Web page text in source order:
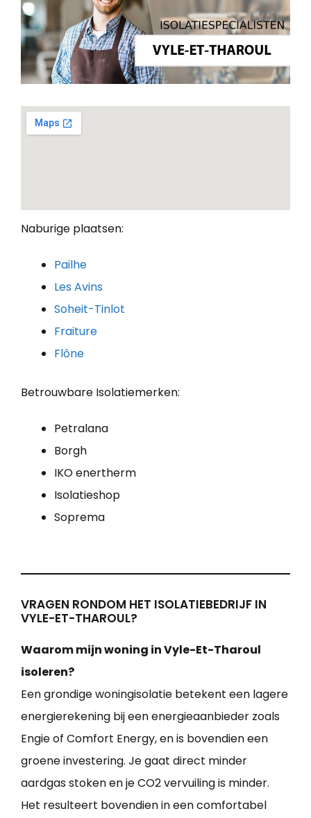
Naburige plaatsen:
Pailhe
Les Avins
Soheit-Tinlot
Fraiture
Flône
Betrouwbare Isolatiemerken:
Petralana
Borgh
IKO enertherm
Isolatieshop
Soprema
VRAGEN RONDOM HET ISOLATIEBEDRIJF IN
VYLE-ET-THAROUL?
Waarom mijn woning in Vyle-Et-Tharoul
isoleren?
Een grondige woningisolatie betekent een lagere
energierekening bij een energieaanbieder zoals
Engie of Comfort Energy, en is bovendien een
groene investering. Je gaat direct minder
aardgas stoken en je CO2 vervuiling is minder.
Het resulteert bovendien in een comfortabel